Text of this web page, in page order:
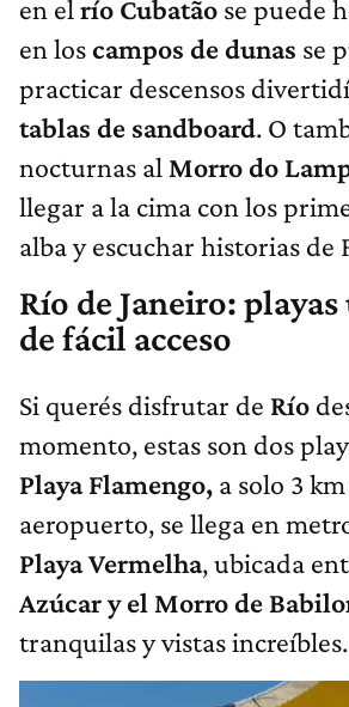
en el río Cubatão se puede
en loscampos de dunas se
practicar descensos
tablas de sandboard. O
nocturnas al Morro do
llegar a la cima con los
alba y escuchar historias de
Río de Janeiro:
de fácil acceso
Si querés disfrutar de Río
momento, estas son dos
Playa Flamengo, a solo 3
aeropuerto, se llega en
Playa Vermelha, ubicada
Azúcar y el Morro de
tranquilas y vistas increíbles.